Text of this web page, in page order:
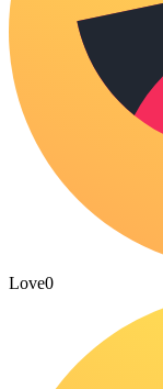
Love0